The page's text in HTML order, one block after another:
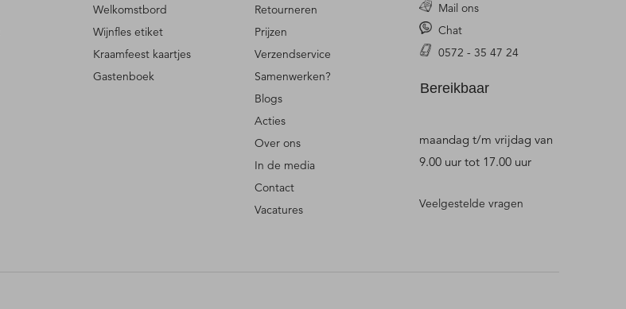
Welkomstbord
Wijnfles etiket
Kraamfeest kaartjes
Gastenboek
Retourneren
Prijzen
Verzendservice
Samenwerken?
Blogs
Acties
Over ons
In de media
Contact
Vacatures
Mail ons
Chat
0572 - 35 47 24
Bereikbaar
maandag t/m vrijdag van
9.00 uur tot 17.00 uur
Veelgestelde vragen